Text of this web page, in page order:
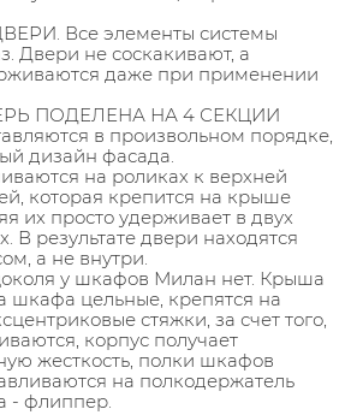
Все элементы системы
Двери не соскакивают, а
даже при применении
ПОДЕЛЕНА НА 4 СЕКЦИИ
в произвольном порядке,
дизайн фасада.
на роликах к верхней
которая крепится на крыше
их просто удерживает в двух
В результате двери находятся
а не внутри.
у шкафов Милан нет. Крыша
шкафа цельные, крепятся на
стяжки, за счет того,
корпус получает
жесткость, полки шкафов
на полкодержатель
- флиппер.